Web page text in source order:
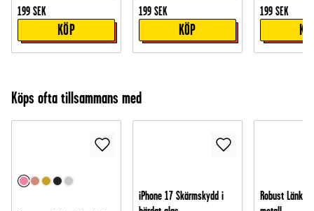
199 SEK
KÖP
199 SEK
KÖP
199 SEK
Köps ofta tillsammans med
iPhone 17 Skärmskydd i
Robust